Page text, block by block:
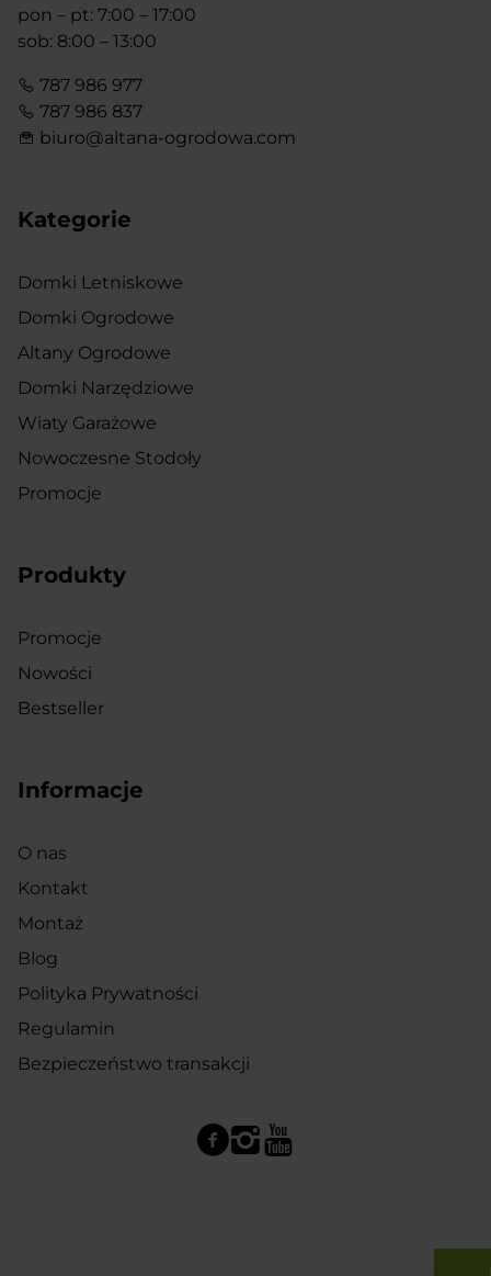
pon – pt: 7:00 – 17:00
sob: 8:00 – 13:00
787 986 977
787 986 837
biuro@altana-ogrodowa.com
Kategorie
Domki Letniskowe
Domki Ogrodowe
Altany Ogrodowe
Domki Narzędziowe
Wiaty Garażowe
Nowoczesne Stodoły
Promocje
Produkty
Promocje
Nowości
Bestseller
Informacje
O nas
Kontakt
Montaż
Blog
Polityka Prywatności
Regulamin
Bezpieczeństwo transakcji